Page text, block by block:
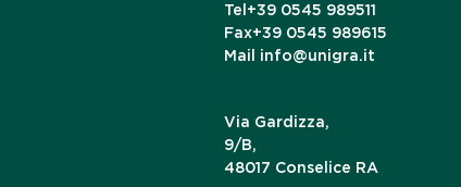
Tel +39 0545 989511
Fax+39 0545 989615
Mail info@unigra.it
Via Gardizza,
9/B,
48017 Conselice RA